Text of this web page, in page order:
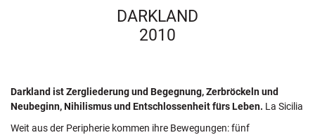
DARKLAND
2010
Darkland ist Zergliederung und Begegnung, Zerbröckeln und
Neubeginn, Nihilismus und Entschlossenheit fürs Leben. La Sicilia
Weit aus der Peripherie kommen ihre Bewegungen: fünf